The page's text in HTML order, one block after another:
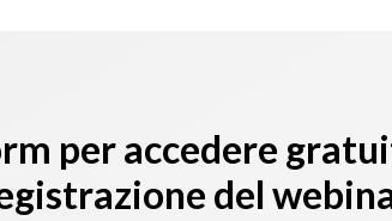
per accedere
del